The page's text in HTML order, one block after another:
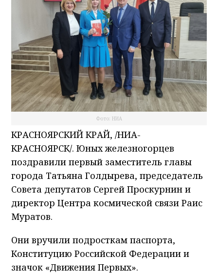
Фото: НИА
КРАСНОЯРСКИЙ КРАЙ, /НИА-
КРАСНОЯРСК/. Юных железногорцев
поздравили первый заместитель главы
города Татьяна Голдырева, председатель
Совета депутатов Сергей Проскурнин и
директор Центра космической связи Раис
Муратов.
Они вручили подросткам паспорта,
Конституцию Российской Федерации и
значок «Движения Первых».